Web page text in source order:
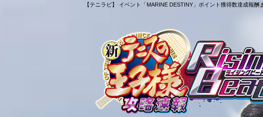
【テニラビ】 イベント「MARINE DESTINY」ポイント獲得数達成報